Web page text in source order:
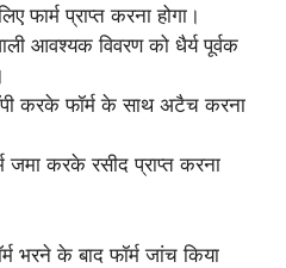
प्राप्त करना होगा।
आवश्यक विवरण को धैर्य पूर्वक
करके फॉर्म के साथ अटैच करना
जमा करके रसीद प्राप्त करना
भरने के बाद फॉर्म जांच किया